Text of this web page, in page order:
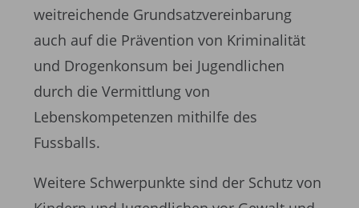
weitreichende Grundsatzvereinbarung
auch auf die Prävention von Kriminalität
und Drogenkonsum bei Jugendlichen
durch die Vermittlung von
Lebenskompetenzen mithilfe des
Fussballs.
Weitere Schwerpunkte sind der Schutz von